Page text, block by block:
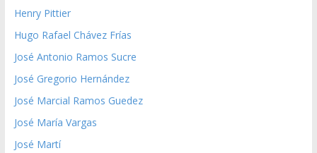
Henry Pittier
Hugo Rafael Chávez Frías
José Antonio Ramos Sucre
José Gregorio Hernández
José Marcial Ramos Guedez
José María Vargas
José Martí